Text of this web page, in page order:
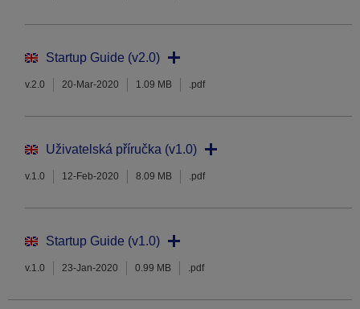
Startup Guide (v2.0)
v.2.0 20-Mar-2020 1.09 MB .pdf
Uživatelská příručka (v1.0)
v.1.0 12-Feb-2020 8.09 MB .pdf
Startup Guide (v1.0)
v.1.0 23-Jan-2020 0.99 MB .pdf